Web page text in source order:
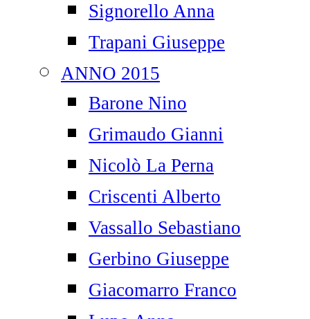
Signorello Anna
Trapani Giuseppe
ANNO 2015
Barone Nino
Grimaudo Gianni
Nicolò La Perna
Criscenti Alberto
Vassallo Sebastiano
Gerbino Giuseppe
Giacomarro Franco